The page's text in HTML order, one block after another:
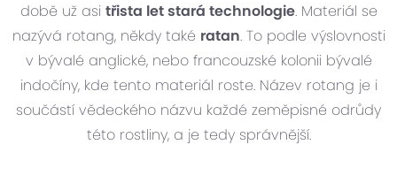
době už asi třista let stará technologie. Materiál se
nazývá rotang, někdy také ratan. To podle výslovnosti
v bývalé anglické, nebo francouzské kolonii bývalé
indočíny, kde tento materiál roste. Název rotang je i
součástí vědeckého názvu každé zeměpisné odrůdy
této rostliny, a je tedy správnější.